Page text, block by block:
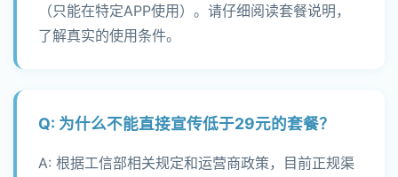
（只能在特定APP使用）。请仔细阅读套餐说明，
了解真实的使用条件。
Q: 为什么不能直接宣传低于29元的套餐？
A: 根据工信部相关规定和运营商政策，目前正规渠